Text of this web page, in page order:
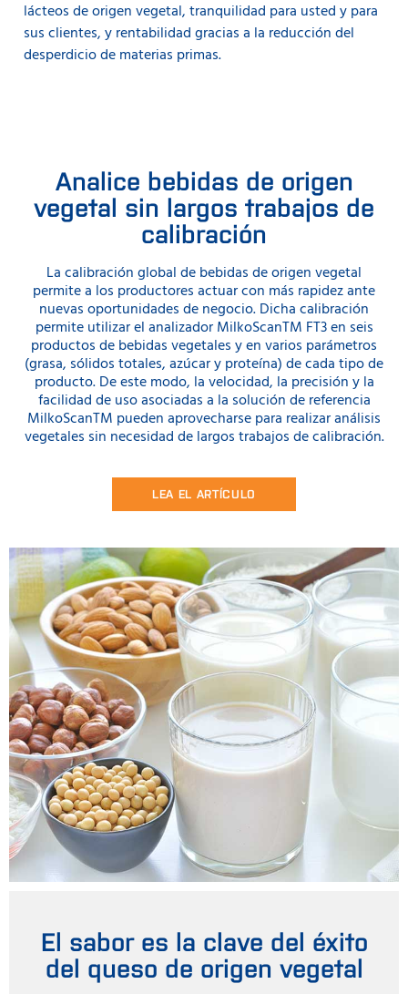
lácteos de origen vegetal, tranquilidad para usted y para
sus clientes, y rentabilidad gracias a la reducción del
desperdicio de materias primas.
Analice bebidas de origen
vegetal sin largos trabajos de
calibración
La calibración global de bebidas de origen vegetal
permite a los productores actuar con más rapidez ante
nuevas oportunidades de negocio. Dicha calibración
permite utilizar el analizador MilkoScanTM FT3 en seis
productos de bebidas vegetales y en varios parámetros
(grasa, sólidos totales, azúcar y proteína) de cada tipo de
producto. De este modo, la velocidad, la precisión y la
facilidad de uso asociadas a la solución de referencia
MilkoScanTM pueden aprovecharse para realizar análisis
vegetales sin necesidad de largos trabajos de calibración.
LEA EL ARTÍCULO
El sabor es la clave del éxito
del queso de origen vegetal